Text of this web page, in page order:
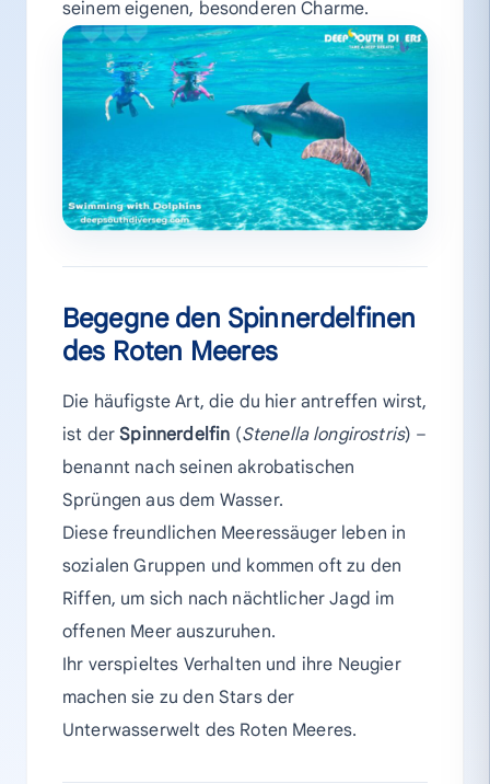
seinem eigenen, besonderen Charme.
Begegne den Spinnerdelfinen
des Roten Meeres
Die häufigste Art, die du hier antreffen wirst,
ist derSpinnerdelfin (Stenella longirostris) –
benannt nach seinen akrobatischen
Sprüngen aus dem Wasser.
Diese freundlichen Meeressäuger leben in
sozialen Gruppen und kommen oft zu den
Riffen, um sich nach nächtlicher Jagd im
offenen Meer auszuruhen.
Ihr verspieltes Verhalten und ihre Neugier
machen sie zu den Stars der
Unterwasserwelt des Roten Meeres.